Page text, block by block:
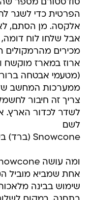
סודסטורם מספר
הפרטית כדי לשגר
אלקסה. מן הסתם,
אבל שלחו לוח
מכירים מהרמקולים
ארוז במארז מוקשח
(מטעמי אבטחה
ממערכות המחשב
צריך זה חיבור
לשדר לכדור הארץ.
לשם
Snowcone (ברד) בשל צבעו הלבן.
אחת שמביא מוביל
שימוש בבינה